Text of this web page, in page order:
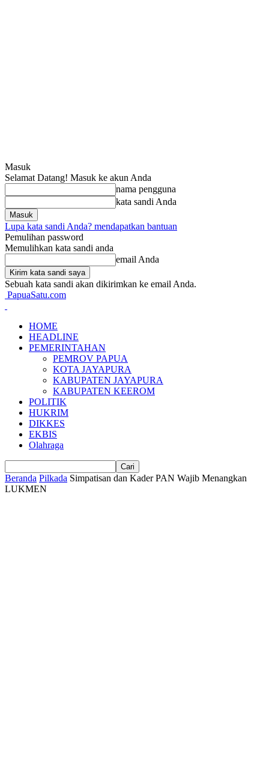
Masuk
Selamat Datang! Masuk ke akun Anda
nama pengguna
kata sandi Anda
Lupa kata sandi Anda? mendapatkan bantuan
Pemulihan password
Memulihkan kata sandi anda
email Anda
Sebuah kata sandi akan dikirimkan ke email Anda.
PapuaSatu.com
HOME
HEADLINE
PEMERINTAHAN
PEMROV PAPUA
KOTA JAYAPURA
KABUPATEN JAYAPURA
KABUPATEN KEEROM
POLITIK
HUKRIM
DIKKES
EKBIS
Olahraga
Beranda Pilkada Simpatisan dan Kader PAN Wajib Menangkan
LUKMEN